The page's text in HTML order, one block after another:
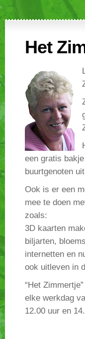
Het
een gratis
buurtgenoten
Ook is er een
mee te doen
zoals:
3D kaarten
biljarten,
internetten en
ook uitleven in
“Het
elke werkdag
12.00 uur en